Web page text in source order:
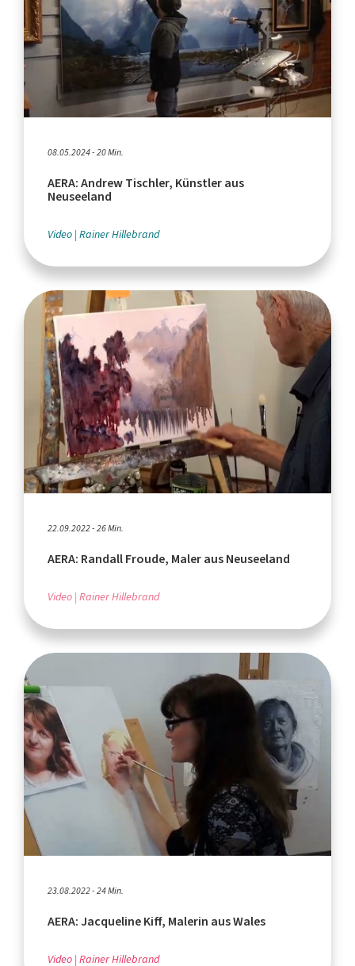
08.05.2024 - 20 Min.
AERA: Andrew Tischler, Künstler aus
Neuseeland
Video Rainer Hillebrand
22.09.2022 - 26 Min.
AERA: Randall Froude, Maler aus Neuseeland
Video Rainer Hillebrand
23.08.2022 - 24 Min.
AERA: Jacqueline Kiff, Malerin aus Wales
Video Rainer Hillebrand